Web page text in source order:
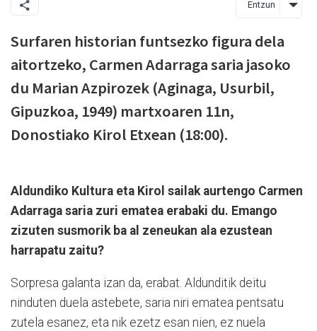
Entzun
Surfaren historian funtsezko figura dela
aitortzeko, Carmen Adarraga saria jasoko
du Marian Azpirozek (Aginaga, Usurbil,
Gipuzkoa, 1949) martxoaren 11n,
Donostiako Kirol Etxean (18:00).
Aldundiko Kultura eta Kirol sailak aurtengo Carmen
Adarraga saria zuri ematea erabaki du. Emango
zizuten susmorik ba al zeneukan ala ezustean
harrapatu zaitu?
Sorpresa galanta izan da, erabat. Aldunditik deitu
ninduten duela astebete, saria niri ematea pentsatu
zutela esanez, eta nik ezetz esan nien, ez nuela